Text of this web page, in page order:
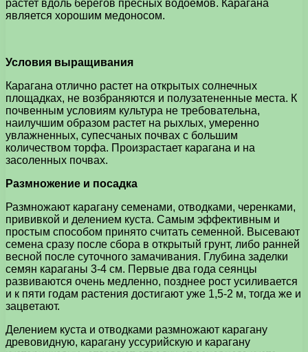
растет вдоль берегов пресных водоемов. Карагана
является хорошим медоносом.
Условия выращивания
Карагана отлично растет на открытых солнечных
площадках, не возбраняются и полузатененные места. К
почвенным условиям культура не требовательна,
наилучшим образом растет на рыхлых, умеренно
увлажненных, супесчаных почвах с большим
количеством торфа. Произрастает карагана и на
засоленных почвах.
Размножение и посадка
Размножают карагану семенами, отводками, черенками,
прививкой и делением куста. Самым эффективным и
простым способом принято считать семенной. Высевают
семена сразу после сбора в открытый грунт, либо ранней
весной после суточного замачивания. Глубина заделки
семян караганы 3-4 см. Первые два года сеянцы
развиваются очень медленно, позднее рост усиливается
и к пяти годам растения достигают уже 1,5-2 м, тогда же и
зацветают.
Делением куста и отводками размножают карагану
древовидную, карагану уссурийскую и карагану